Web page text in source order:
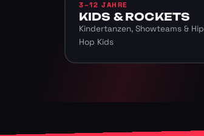
3–12 JAHRE
KIDS & ROCKETS
Kindertanzen, Showteams & Hip
Hop Kids